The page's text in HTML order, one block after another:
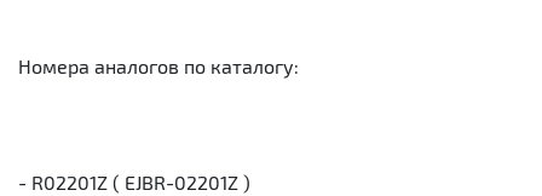
Номера аналогов по каталогу:
- R02201Z ( EJBR-02201Z )